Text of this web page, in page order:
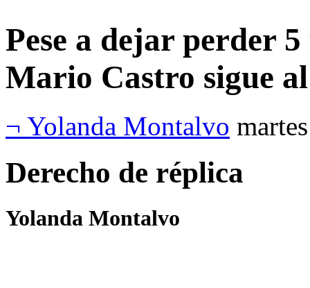
Pese a dejar perder
Mario Castro sigue
¬ Yolanda Montalvo
Derecho de réplica
Yolanda Montalvo